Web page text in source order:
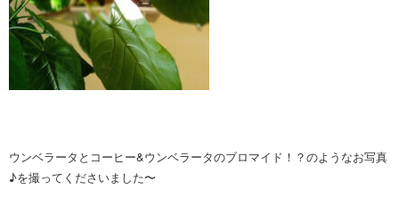
ウンベラータとコーヒー&ウンベラータのブロマイド！？のようなお写真
♪を撮ってくださいました〜